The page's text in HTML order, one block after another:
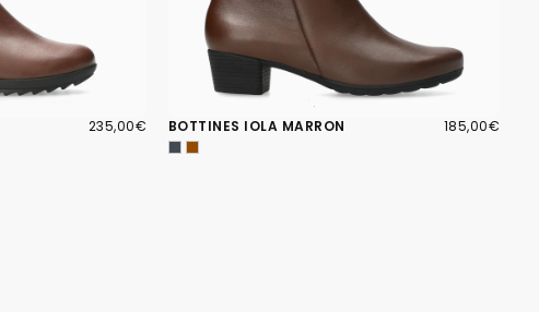
235,00€
PRIX
235,00€ BOTTINES IOLA MARRON 185,00€
PRIX
185,00€